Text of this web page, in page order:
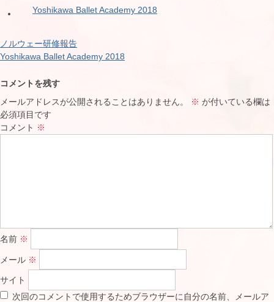
Yoshikawa Ballet Academy 2018
ノルウェー研修報告
Yoshikawa Ballet Academy 2018
コメントを残す
メールアドレスが公開されることはありません。
※ が付いている欄は
必須項目です
コメント ※
名前 ※
メール ※
サイト
次回のコメントで使用するためブラウザーに自分の名前、メールア